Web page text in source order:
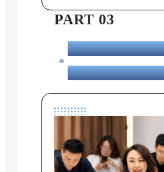
PART 03
延续POWER品牌价
持续构建机器人产业